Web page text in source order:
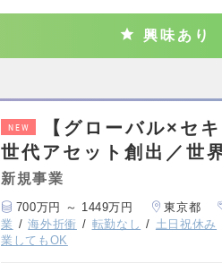
興味あり
NEW
【グローバル×セ
世代アセット創出／世
新規事業
700万円 ～ 1449万円 東京都
業
海外折衝 転勤なし 土日祝休み
業してもOK